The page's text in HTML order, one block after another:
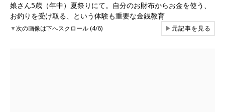
娘さん5歳（年中）夏祭りにて。自分のお財布からお金を使う、
お釣りを受け取る、という体験も重要な金銭教育
▼次の画像は下へスクロール (4/6) ▶元記事を見る